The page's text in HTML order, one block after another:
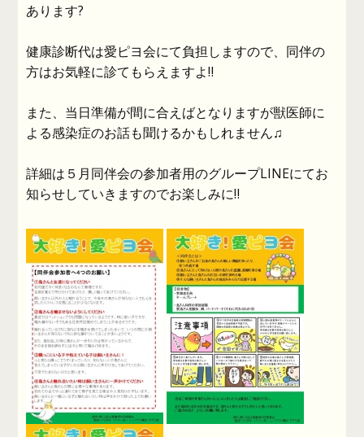
あります?
健康診断代は愛ピヨ会にて負担しますので、同伴の
方はお気軽に診てもらえますよ‼️
また、当日準備が間に合えばとなりますが獣医師に
よる感染症のお話も聞けるかもしれません♫
詳細は５月同伴会の参加者用のグループLINEにてお
知らせしていきますのでお楽しみに‼️